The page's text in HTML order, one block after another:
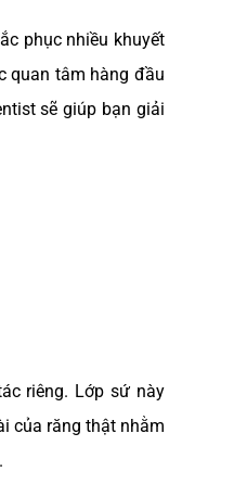
phục nhiều khuyết
quan tâm hàng đầu
sẽ giúp bạn giải
riêng. Lớp sứ này
của răng thật nhằm